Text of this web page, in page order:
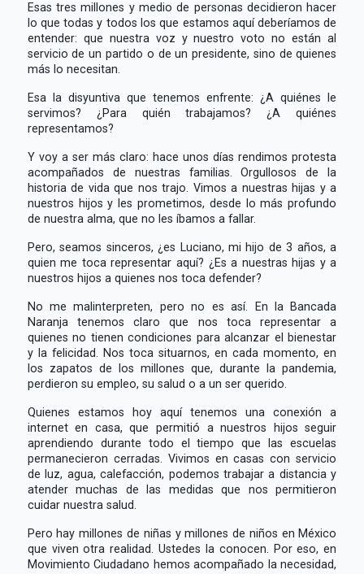
Esas tres millones y medio de personas decidieron hacer
lo que todas y todos los que estamos aquí deberíamos de
entender: que nuestra voz y nuestro voto no están al
servicio de un partido o de un presidente, sino de quienes
más lo necesitan.
Esa la disyuntiva que tenemos enfrente: ¿A quiénes le
servimos? ¿Para quién trabajamos? ¿A quiénes
representamos?
Y voy a ser más claro: hace unos días rendimos protesta
acompañados de nuestras familias. Orgullosos de la
historia de vida que nos trajo. Vimos a nuestras hijas y a
nuestros hijos y les prometimos, desde lo más profundo
de nuestra alma, que no les íbamos a fallar.
Pero, seamos sinceros, ¿es Luciano, mi hijo de 3 años, a
quien me toca representar aquí? ¿Es a nuestras hijas y a
nuestros hijos a quienes nos toca defender?
No me malinterpreten, pero no es así. En la Bancada
Naranja tenemos claro que nos toca representar a
quienes no tienen condiciones para alcanzar el bienestar
y la felicidad. Nos toca situarnos, en cada momento, en
los zapatos de los millones que, durante la pandemia,
perdieron su empleo, su salud o a un ser querido.
Quienes estamos hoy aquí tenemos una conexión a
internet en casa, que permitió a nuestros hijos seguir
aprendiendo durante todo el tiempo que las escuelas
permanecieron cerradas. Vivimos en casas con servicio
de luz, agua, calefacción, podemos trabajar a distancia y
atender muchas de las medidas que nos permitieron
cuidar nuestra salud.
Pero hay millones de niñas y millones de niños en México
que viven otra realidad. Ustedes la conocen. Por eso, en
Movimiento Ciudadano hemos acompañado la necesidad,